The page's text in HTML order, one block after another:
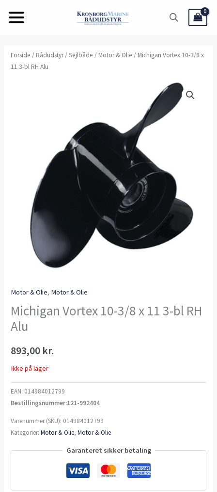
Forside / Bådudstyr/Sejlbåde / Motor & Olie / Michigan Vortex 10-3/8 x
11 3-bl RH Alu
Motor & Olie, Motor & Olie
Michigan Vortex 10-3/8 x 11 3-bl RH
Alu
893,00 kr.
Ikke på lager
EAN: 014984012799
Bestillingsnummer:121-992404
Varenummer (SKU): 014984012799
Kategorier:Motor & Olie,Motor & Olie
Garanteret sikker betaling